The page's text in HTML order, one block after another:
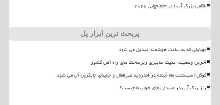
ناکامی بزرگ آسیا در جام جهانی ۲۰۲۶
پربحث ترین ابزار پل
موبایلی که به ساعت هوشمند تبدیل می شود
آخرین وضعیت امنیت سایبری زیرساخت های راه آهن کشور
گوگل اسیستنت ماه آینده در اندروید غیرفعال و جمینای جایگزین آن می شود
راز رنگ آبی در صندلی های هواپیما چیست؟